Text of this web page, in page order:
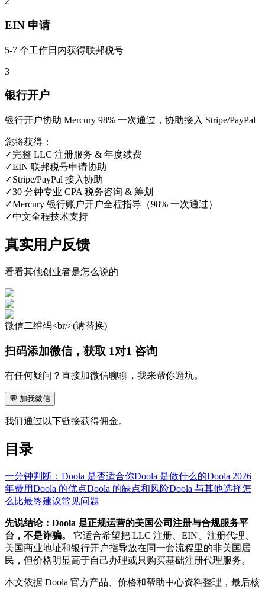
EIN 申请
5-7 个工作日内获得联邦税号
3
银行开户
银行开户协助 Mercury 98% 一次通过，协助接入 Stripe/PayPal
您将获得：
✓完整 LLC 注册服务 & 年度续费
✓EIN 联邦税号申请协助
✓Stripe/PayPal 接入协助
✓30 分钟专业 CPA 税务咨询 & 筹划
✓Mercury 银行账户开户全程指导（98% 一次通过）
✓中文全程技术支持
真实用户反馈
看看其他创业者是怎么说的
微信二维码<br/>(请替换)
扫码添加微信，获取 1对1 咨询
有任何疑问？直接加微信聊聊，我来帮你避坑。
💬 加我微信
我们通过以下链接获得佣金。
目录
一分钟判断：Doola 是否适合你Doola 是做什么的Doola 2026
年费用Doola 的优点Doola 的缺点和风险Doola 与其他选择怎
么比最终建议常见问题
先说结论：Doola 是正规运营的美国公司注册与合规服务平
台，不是诈骗。
它适合希望把 LLC 注册、EIN、注册代理、
美国商业地址和银行开户指导放在同一套流程里的非美国居
民，但价格明显高于自己办理或只购买基础注册代理服务。
本文依据 Doola 官方产品、价格和帮助中心资料整理，最后核